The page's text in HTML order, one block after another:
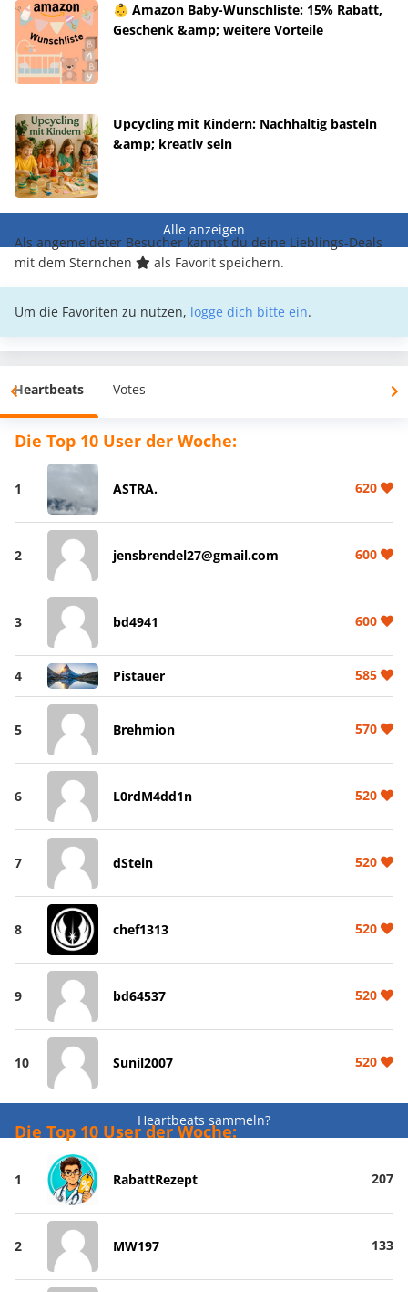
👶 Amazon Baby-Wunschliste: 15% Rabatt,
Geschenk &amp; weitere Vorteile
Upcycling mit Kindern: Nachhaltig basteln
&amp; kreativ sein
Alle anzeigen
Als angemeldeter Besucher kannst du deine Lieblings-Deals
mit dem Sternchen
als Favorit speichern.
Um die Favoriten zu nutzen, logge dich bitte ein.
Heartbeats Votes
Die Top 10 User der Woche:
1 ASTRA. 620
2 jensbrendel27@gmail.com 600
3 bd4941 600
4 Pistauer 585
5 Brehmion 570
6 L0rdM4dd1n 520
7 dStein 520
8 chef1313 520
9 bd64537 520
10 Sunil2007 520
Heartbeats sammeln?
Die Top 10 User der Woche:
1 RabattRezept 207
2 MW197 133